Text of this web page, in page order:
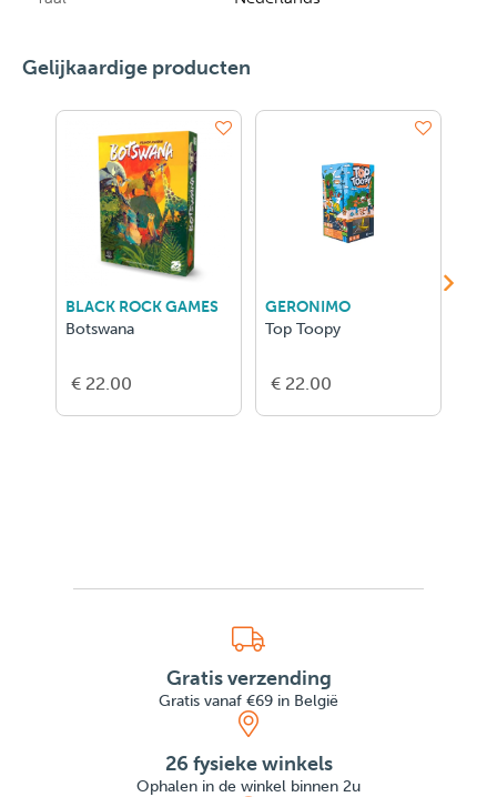
Gelijkaardige producten
BLACK ROCK GAMES
Botswana
€ 22.00
GERONIMO
Top Toopy
€ 22.00
Gratis verzending
Gratis vanaf €69 in België
26 fysieke winkels
Ophalen in de winkel binnen 2u